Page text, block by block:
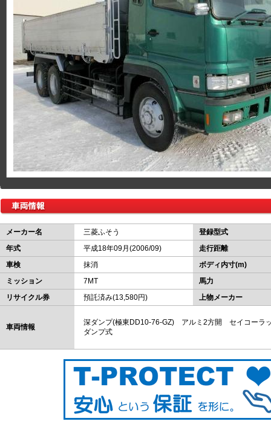
メーカー名 三菱ふそう
登録型式
年式
平成18年09月(2006/09)
走行距離
車検
抹消
ボディ内寸(m)
ミッション
7MT
馬力
リサイクル券
預託済み(13,580円) 上物メーカー
車両情報
深ダンプ(極東DD10-76-GZ) アルミ2方開 セイコー
ダンプ式